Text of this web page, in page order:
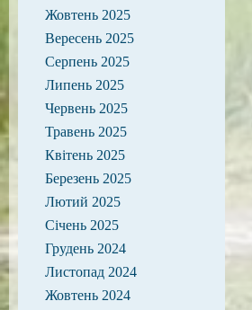
Жовтень 2025
Вересень 2025
Серпень 2025
Липень 2025
Червень 2025
Травень 2025
Квітень 2025
Березень 2025
Лютий 2025
Січень 2025
Грудень 2024
Листопад 2024
Жовтень 2024